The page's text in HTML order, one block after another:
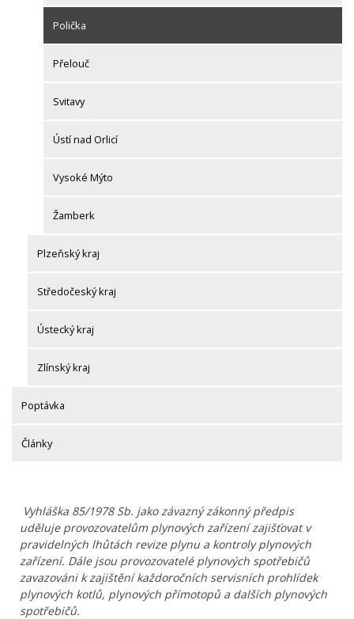
Polička
Přelouč
Svitavy
Ústí nad Orlicí
Vysoké Mýto
Žamberk
Plzeňský kraj
Středočeský kraj
Ústecký kraj
Zlínský kraj
Poptávka
Články
Vyhláška 85/1978 Sb. jako závazný zákonný předpis
uděluje provozovatelům plynových zařízení zajišťovat v
pravidelných lhůtách revize plynu a kontroly plynových
zařízení. Dále jsou provozovatelé plynových spotřebičů
zavazováni k zajištění každoročních servisních prohlídek
plynových kotlů, plynových přímotopů a dalších plynových
spotřebičů.